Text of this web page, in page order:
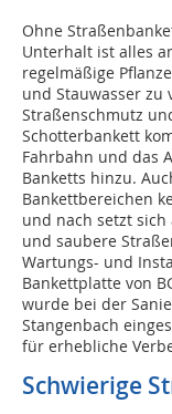
Ohne
Unterhalt ist alles
regelmäßige
und Stauwasser zu
Straßenschmutz
Schotterbankett
Fahrbahn und das
Banketts hinzu. A
Bankettbereichen
und nach setzt
und saubere
Wartungs- und
Bankettplatte von
wurde bei der
Stangenbach
für erhebliche
Schwierige